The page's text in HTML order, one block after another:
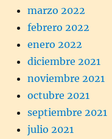
marzo 2022
febrero 2022
enero 2022
diciembre 2021
noviembre 2021
octubre 2021
septiembre 2021
julio 2021